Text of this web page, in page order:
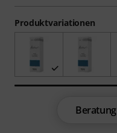
Produktvariationen
Beratung